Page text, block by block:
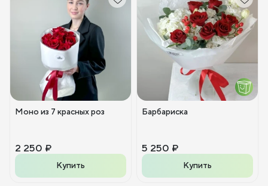
Моно из 7 красных роз
2 250 ₽
Купить
Барбариска
5 250 ₽
Купить